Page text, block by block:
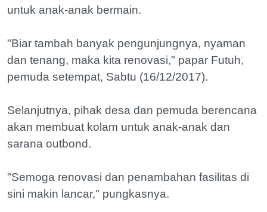
untuk anak-anak bermain.
"Biar tambah banyak pengunjungnya, nyaman
dan tenang, maka kita renovasi," papar Futuh,
pemuda setempat, Sabtu (16/12/2017).
Selanjutnya, pihak desa dan pemuda berencana
akan membuat kolam untuk anak-anak dan
sarana outbond.
"Semoga renovasi dan penambahan fasilitas di
sini makin lancar," pungkasnya.